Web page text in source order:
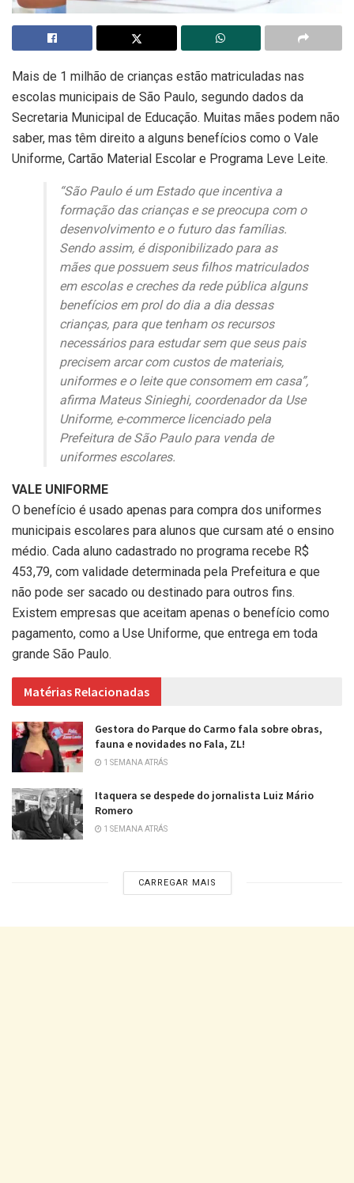
Mais de 1 milhão de crianças estão matriculadas nas
escolas municipais de São Paulo, segundo dados da
Secretaria Municipal de Educação. Muitas mães podem não
saber, mas têm direito a alguns benefícios como o Vale
Uniforme, Cartão Material Escolar e Programa Leve Leite.
“São Paulo é um Estado que incentiva a
formação das crianças e se preocupa com o
desenvolvimento e o futuro das famílias.
Sendo assim, é disponibilizado para as
mães que possuem seus filhos matriculados
em escolas e creches da rede pública alguns
benefícios em prol do dia a dia dessas
crianças, para que tenham os recursos
necessários para estudar sem que seus pais
precisem arcar com custos de materiais,
uniformes e o leite que consomem em casa”,
afirma Mateus Sinieghi, coordenador da Use
Uniforme, e-commerce licenciado pela
Prefeitura de São Paulo para venda de
uniformes escolares.
VALE UNIFORME
O benefício é usado apenas para compra dos uniformes
municipais escolares para alunos que cursam até o ensino
médio. Cada aluno cadastrado no programa recebe R$
453,79, com validade determinada pela Prefeitura e que
não pode ser sacado ou destinado para outros fins.
Existem empresas que aceitam apenas o benefício como
pagamento, como a Use Uniforme, que entrega em toda
grande São Paulo.
Matérias Relacionadas
Gestora do Parque do Carmo fala sobre obras,
fauna e novidades no Fala, ZL!
1 SEMANA ATRÁS
Itaquera se despede do jornalista Luiz Mário
Romero
1 SEMANA ATRÁS
CARREGAR MAIS